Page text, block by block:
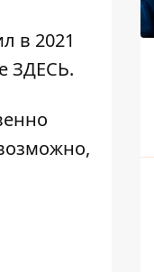
в 2021
ЗДЕСЬ.